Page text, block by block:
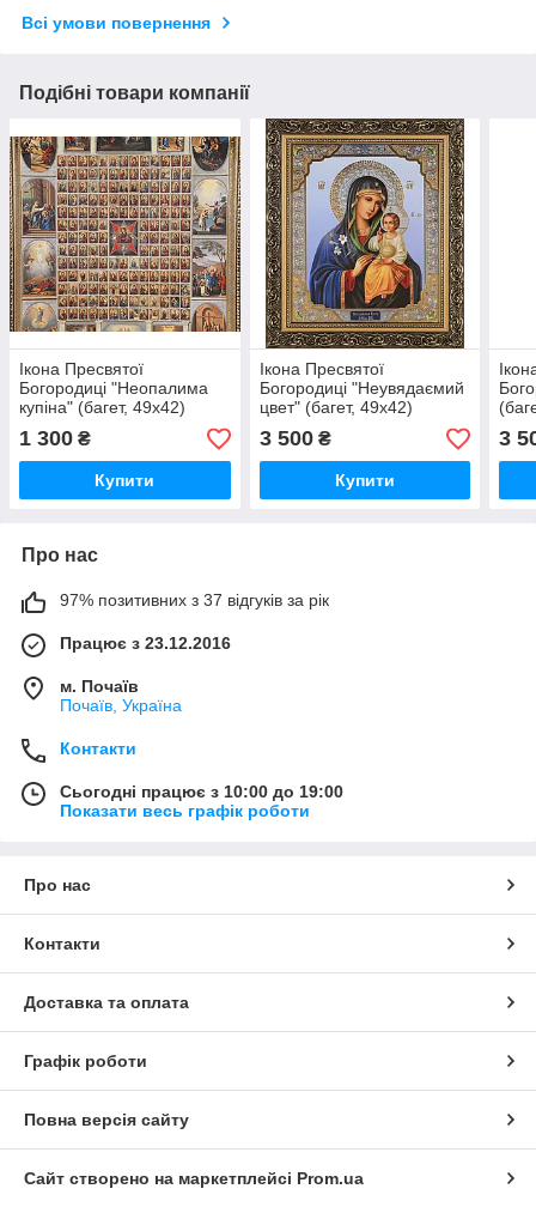
Всі умови повернення
Подібні товари компанії
Ікона Пресвятої
Богородиці "Неопалима
купіна" (багет, 49х42)
1 300 ₴
Купити
Ікона Пресвятої
Богородиці "Неувядаємий
цвет" (багет, 49х42)
3 500₴
Купити
3
Про нас
97% позитивних з 37 відгуків за рік
Працює з 23.12.2016
м. Почаїв
Почаїв, Україна
Контакти
Сьогодні працює з 10:00 до 19:00
Показати весь графік роботи
Про нас
Контакти
Доставка та оплата
Графік роботи
Повна версія сайту
Сайт створено на маркетплейсі Prom.ua